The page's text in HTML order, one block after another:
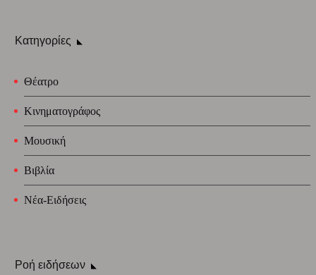
Κατηγορίες
Θέατρο
Κινηματογράφος
Μουσική
Βιβλία
Νέα-Ειδήσεις
Ροή ειδήσεων